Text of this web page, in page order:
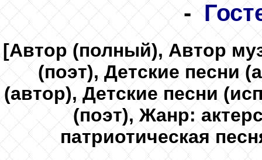
-
[Автор (полный), Автор
(поэт), Детские песни
(автор), Детские песни
(поэт), Жанр:
патриотическая